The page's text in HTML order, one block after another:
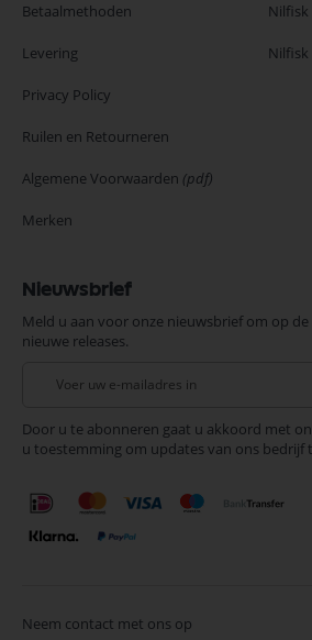
Betaalmethoden
Levering
Privacy Policy
Ruilen en Retourneren
Algemene Voorwaarden (pdf)
Merken
Nilfisk
Nieuwsbrief
Meld u aan voor onze nieuwsbrief om op
nieuwe releases.
onze
nieuwsbrief
Door u te abonneren gaat u akkoord met
u toestemming om updates van ons bedrijf
Neem contact met ons op